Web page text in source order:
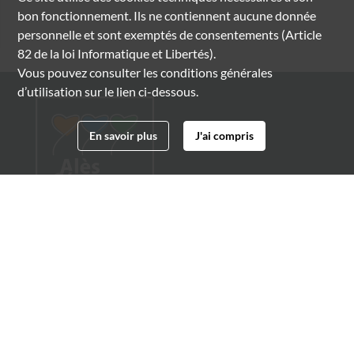
bon fonctionnement. Ils ne contiennent aucune donnée
personnelle et sont exemptés de consentements (Article
82 de la loi Informatique et Libertés).
Vous pouvez consulter les conditions générales
d’utilisation sur le lien ci-dessous.
En savoir plus J'ai compris